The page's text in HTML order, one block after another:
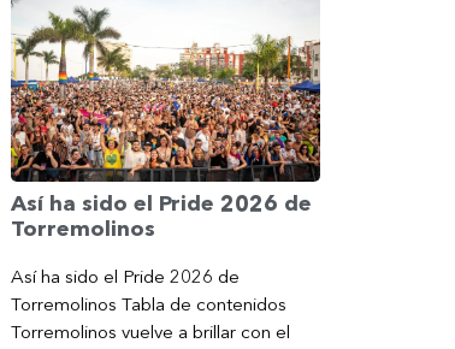
Así ha sido el Pride 2026 de
Torremolinos
Así ha sido el Pride 2026 de
Torremolinos Tabla de contenidos
Torremolinos vuelve a brillar con el